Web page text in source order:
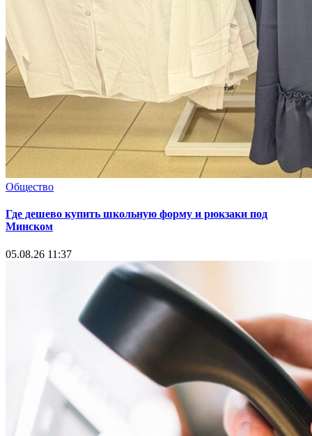
Общество
Где дешево купить школьную форму и рюкзаки под
Минском
05.08.26 11:37